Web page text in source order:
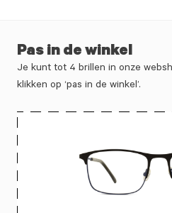
Pas in de winkel
Je kunt tot 4 brillen in onze
klikken op ‘pas in de winkel’.